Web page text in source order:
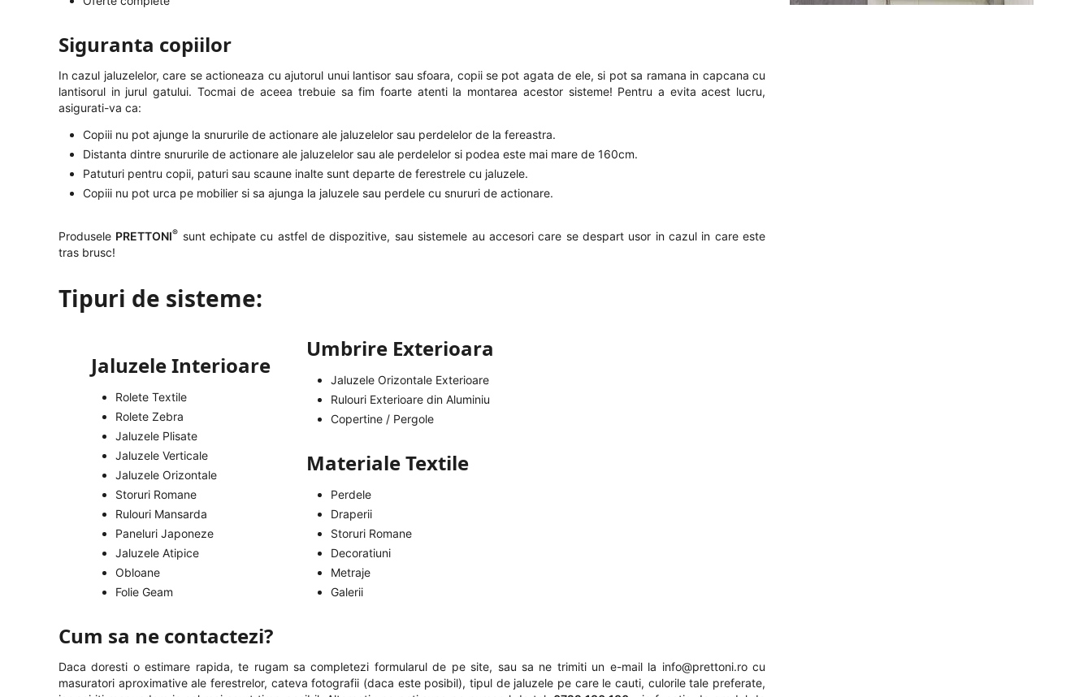
Siguranta copiilor
In cazul jaluzelelor, care se actioneaza cu ajutorul unui lantisor sau sfoara, copii se pot agata de ele, si pot sa ramana in capcana cu
lantisorul in jurul gatului. Tocmai de aceea trebuie sa fim foarte atenti la montarea acestor sisteme! Pentru a evita acest lucru,
asigurati-va ca:
Copiii nu pot ajunge la snururile de actionare ale jaluzelelor sau perdelelor de la fereastra.
Distanta dintre snururile de actionare ale jaluzelelor sau ale perdelelor si podea este mai mare de 160cm.
Patuturi pentru copii, paturi sau scaune inalte sunt departe de ferestrele cu jaluzele.
Copiii nu pot urca pe mobilier si sa ajunga la jaluzele sau perdele cu snururi de actionare.
Produsele PRETTONI® sunt echipate cu astfel de dispozitive, sau sistemele au accesori care se despart usor in cazul in care este
tras brusc!
Tipuri de sisteme:
Jaluzele Interioare
Rolete Textile
Rolete Zebra
Jaluzele Plisate
Jaluzele Verticale
Jaluzele Orizontale
Storuri Romane
Rulouri Mansarda
Paneluri Japoneze
Jaluzele Atipice
Obloane
Folie Geam
Umbrire Exterioara
Jaluzele Orizontale Exterioare
Rulouri Exterioare din Aluminiu
Copertine / Pergole
Materiale Textile
Perdele
Draperii
Storuri Romane
Decoratiuni
Metraje
Galerii
Cum sa ne contactezi?
Daca doresti o estimare rapida, te rugam sa completezi formularul de pe site, sau sa ne trimiti un e-mail la info@prettoni.rocu
masuratori aproximative ale ferestrelor, cateva fotografii (daca este posibil), tipul de jaluzele pe care le cauti, culorile tale preferate,